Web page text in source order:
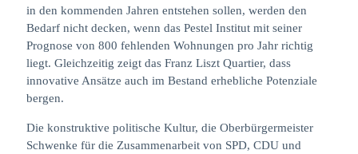
in den kommenden Jahren entstehen sollen, werden den
Bedarf nicht decken, wenn das Pestel Institut mit seiner
Prognose von 800 fehlenden Wohnungen pro Jahr richtig
liegt. Gleichzeitig zeigt das Franz Liszt Quartier, dass
innovative Ansätze auch im Bestand erhebliche Potenziale
bergen.
Die konstruktive politische Kultur, die Oberbürgermeister
Schwenke für die Zusammenarbeit von SPD, CDU und